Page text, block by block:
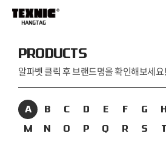
PRODUCTS
알파벳 클릭 후 브랜드명을 확인해보세요!
A B C D E F G H
M
N O P Q R S T